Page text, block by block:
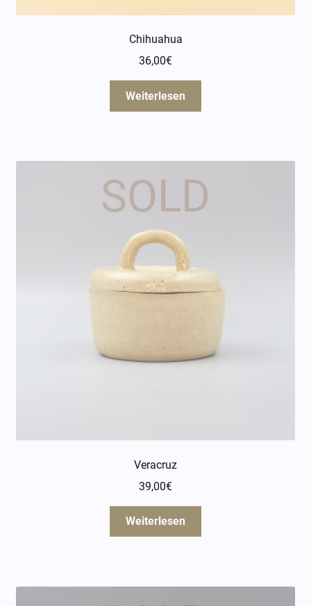
Chihuahua
36,00€
Weiterlesen
Veracruz
39,00€
Weiterlesen